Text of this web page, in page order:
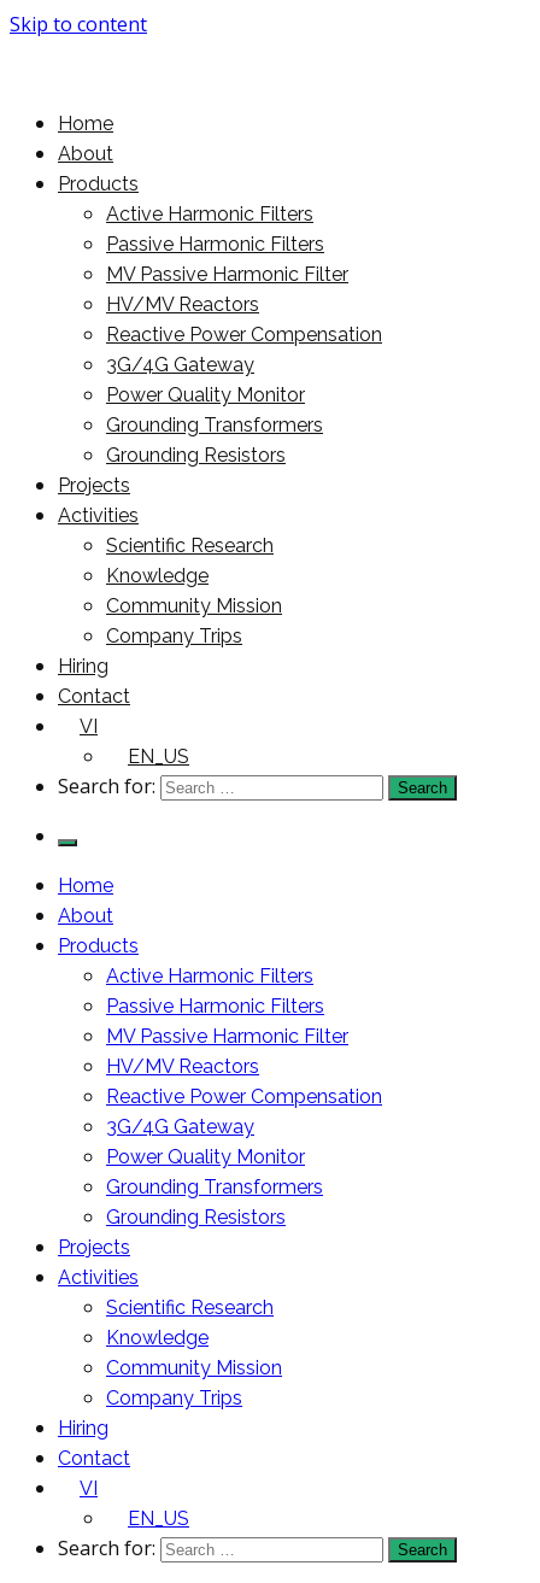
Skip to content
PowerMore Ltd
More Power For You
Home
About
Products
Active Harmonic Filters
Passive Harmonic Filters
MV Passive Harmonic Filter
HV/MV Reactors
Reactive Power Compensation
3G/4G Gateway
Power Quality Monitor
Grounding Transformers
Grounding Resistors
Projects
Activities
Scientific Research
Knowledge
Community Mission
Company Trips
Hiring
Contact
VI
EN_US
Search for:
Home
About
Products
Active Harmonic Filters
Passive Harmonic Filters
MV Passive Harmonic Filter
HV/MV Reactors
Reactive Power Compensation
3G/4G Gateway
Power Quality Monitor
Grounding Transformers
Grounding Resistors
Projects
Activities
Scientific Research
Knowledge
Community Mission
Company Trips
Hiring
Contact
VI
EN_US
Search for: